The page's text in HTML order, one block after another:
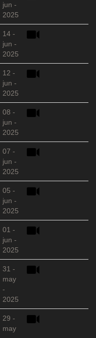
jun -
2025
14 -
jun -
2025
12 -
jun -
2025
08 -
jun -
2025
07 -
jun -
2025
05 -
jun -
2025
01 -
jun -
2025
31 -
may
-
2025
29 -
may